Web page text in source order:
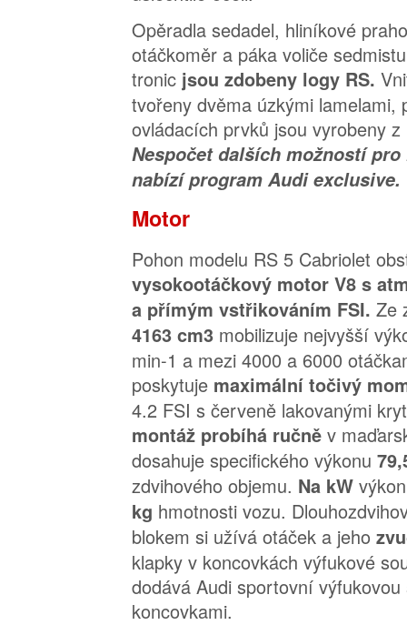
Opěradla sedadel, hliníkové
otáčkoměr a páka voliče
tronic jsou zdobeny logy RS.
tvořeny dvěma úzkými lamelami,
ovládacích prvků jsou vyrobeny
Nespočet dalších možností
nabízí program Audi exclusive.
Motor
Pohon modelu RS 5 Cabriolet
vysokootáčkový motor V8 s
a přímým vstřikováním FSI. Ze
4163 cm3 mobilizuje nejvyšší
min-1 a mezi 4000 a 6000
poskytuje maximální točivý
4.2 FSI s červeně lakovanými
montáž probíhá ručně v
dosahuje specifického výkonu
zdvihového objemu. Na kW
kg hmotnosti vozu.
blokem si užívá otáček a jeho
klapky v koncovkách výfukové
dodává Audi sportovní
koncovkami.